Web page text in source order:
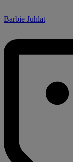
Barbie Juhlat